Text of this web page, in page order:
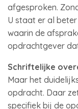
afgesproken.
U staat er al
waarin de
opdrachtgever
Schriftelijke
Maar het
opdracht. Daar
specifiek bij de